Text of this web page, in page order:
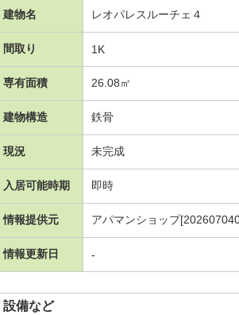
建物名 レオパレスルーチェ４
間取り 1K
専有面積 26.08㎡
建物構造 鉄骨
現況 未完成
入居可能時期 即時
情報提供元 アパマンショップ
情報更新日 -
設備など